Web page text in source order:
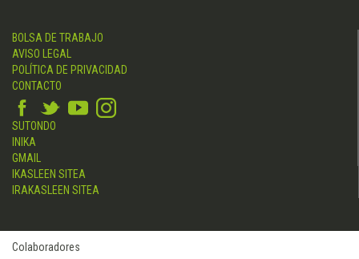
BOLSA DE TRABAJO
AVISO LEGAL
POLÍTICA DE PRIVACIDAD
CONTACTO
SUTONDO
INIKA
GMAIL
IKASLEEN SITEA
IRAKASLEEN SITEA
Colaboradores